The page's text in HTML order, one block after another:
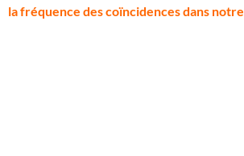
la fréquence des coïncidences dans